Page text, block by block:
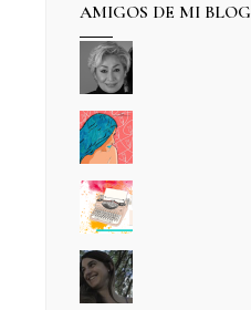
AMIGOS DE MI BLOG